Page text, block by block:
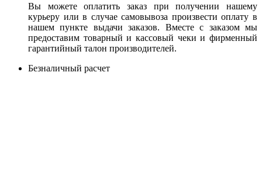
Вы можете оплатить заказ при получении нашему
курьеру или в случае самовывоза произвести оплату в
нашем пункте выдачи заказов. Вместе с заказом мы
предоставим товарный и кассовый чеки и фирменный
гарантийный талон производителей.
Безналичный расчет